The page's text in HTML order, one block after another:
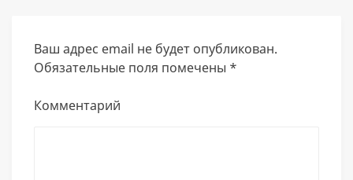
Ваш адрес email не будет опубликован.
Обязательные поля помечены *
Комментарий